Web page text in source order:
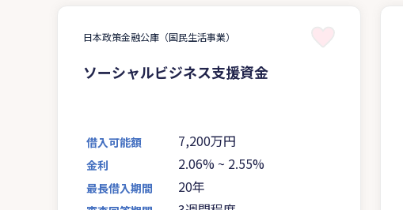
日本政策金融公庫（国民生活事業）
ソーシャルビジネス支援資金
借入可能額 7,200万円
金利 2.06% ~ 2.55%
最長借入期間 20年